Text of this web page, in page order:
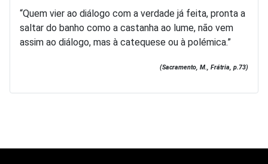
“Quem vier ao diálogo com a verdade já feita, pronta a
saltar do banho como a castanha ao lume, não vem
assim ao diálogo, mas à catequese ou à polémica.”
(Sacramento, M., Frátria, p.73)